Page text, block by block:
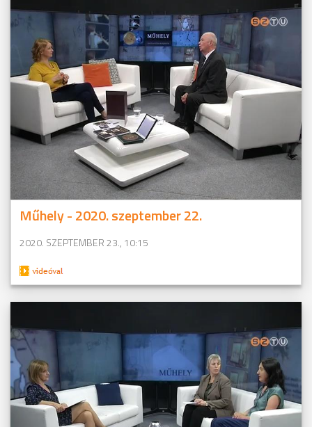
Műhely - 2020. szeptember 22.
2020. SZEPTEMBER 23., 10:15